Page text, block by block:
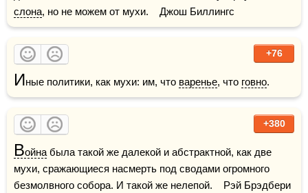
слона, но не можем от мухи.    Джош Биллингс
+76
Иные политики, как мухи: им, что варенье, что говно.
+380
Война была такой же далекой и абстрактной, как две
мухи, сражающиеся насмерть под сводами огромного
безмолвного собора. И такой же нелепой.    Рэй Брэдбери